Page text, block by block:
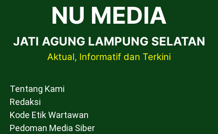
NU MEDIA
JATI AGUNG LAMPUNG SELATAN
Aktual, Informatif dan Terkini
Tentang Kami
Redaksi
Kode Etik Wartawan
Pedoman Media Siber